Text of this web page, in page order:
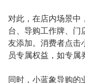
对此，在店内场景中
台、导购工作牌、门
友添加。消费者点击
员专属权益，如专属
同时，小蓝象导购的